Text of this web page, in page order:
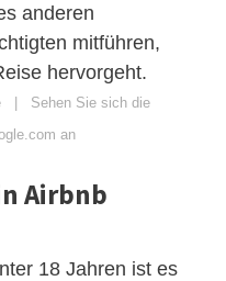
anderen
mitführen,
hervorgeht.
| Sehen Sie sich die
an
Airbnb
18 Jahren ist es